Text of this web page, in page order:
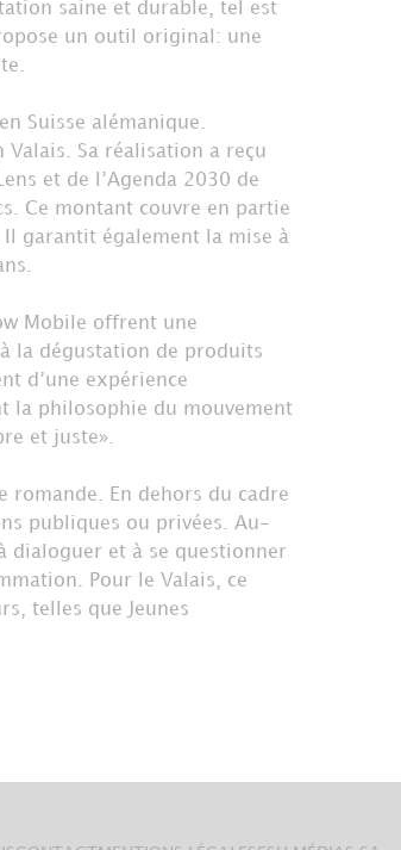
saine et durable, tel est
un outil original: une
Suisse alémanique.
Sa réalisation a reçu
et de l’Agenda 2030 de
Ce montant couvre en partie
Il garantit également la mise à
Mobile offrent une
la dégustation de produits
d’une expérience
la philosophie du mouvement
et juste».
romande. En dehors du cadre
publiques ou privées. Au-
dialoguer et à se questionner
Pour le Valais, ce
telles que Jeunes